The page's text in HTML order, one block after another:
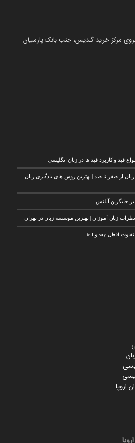
مرکز خرید گلدیس، جنب بانک پارسیان
قید و کاربرد قید ها در زبان انگلیسی
از صفر تا صد | بهترین روش های یادگیری زبان
اروپا